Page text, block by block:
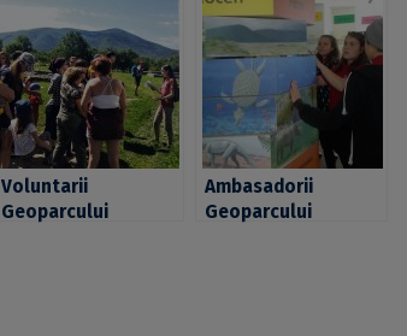
Voluntarii
Geoparcului
Ambasadorii
Geoparcului